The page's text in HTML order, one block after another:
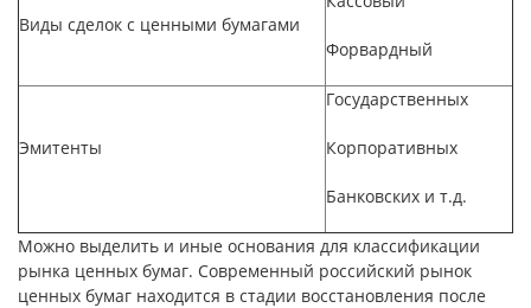
Виды сделок с ценными бумагами
Форвардный
Эмитенты
Государственных
Корпоративных
Банковских и т.д.
Можно выделить и иные основания для классификации
рынка ценных бумаг. Современный российский рынок
ценных бумаг находится в стадии восстановления после